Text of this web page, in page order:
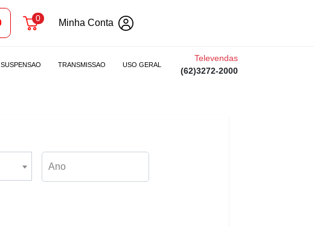
0 Minha Conta
SUSPENSAO TRANSMISSAO USO GERAL
Televendas
(62)3272-2000